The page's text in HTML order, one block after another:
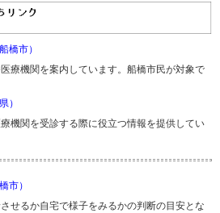
橋市）
療機関を案内しています。船橋市民が対象で
）
機関を受診する際に役立つ情報を提供してい
市）
せるか自宅で様子をみるかの判断の目安とな